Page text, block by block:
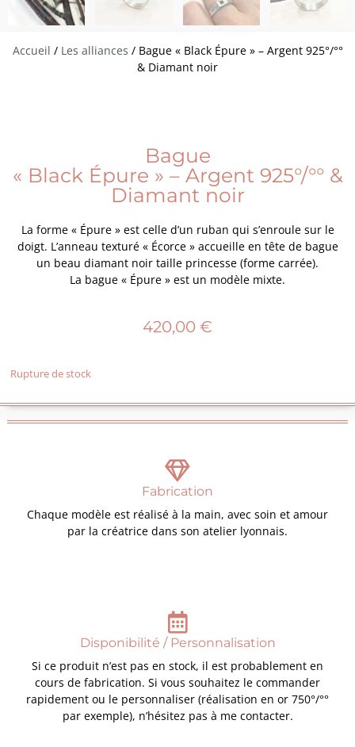
Accueil / Les alliances / Bague « Black Épure » – Argent 925°/°°
& Diamant noir
Bague
« Black Épure » – Argent 925°/°° &
Diamant noir
La forme « Épure » est celle d’un ruban qui s’enroule sur le
doigt. L’anneau texturé « Écorce » accueille en tête de bague
un beau diamant noir taille princesse (forme carrée).
La bague « Épure » est un modèle mixte.
420,00 €
Rupture de stock
Fabrication
Chaque modèle est réalisé à la main, avec soin et amour
par la créatrice dans son atelier lyonnais.
Disponibilité / Personnalisation
Si ce produit n’est pas en stock, il est probablement en
cours de fabrication. Si vous souhaitez le commander
rapidement ou le personnaliser (réalisation en or 750°/°°
par exemple), n’hésitez pas à me contacter.